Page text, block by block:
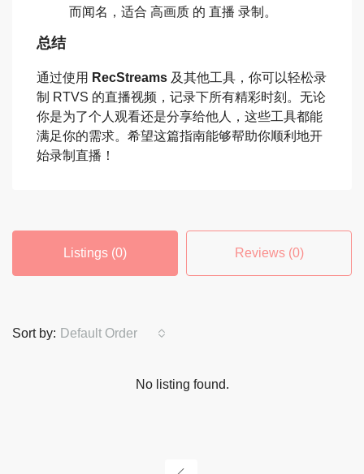
而闻名，适合 高画质 的 直播 录制。
总结
通过使用 RecStreams 及其他工具，你可以轻松录
制 RTVS 的直播视频，记录下所有精彩时刻。无论
你是为了个人观看还是分享给他人，这些工具都能
满足你的需求。希望这篇指南能够帮助你顺利地开
始录制直播！
Listings (0) Reviews (0)
Sort by: Default Order
No listing found.